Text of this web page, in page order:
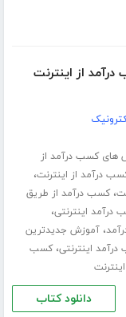
از اینترنت
های کسب درآمد از
درآمد از اینترنت،
،کسب درآمد از طریق
درآمد اینترنتی،
،آموزش جدیدترین
اینترنتی،کسب
دانلود کتاب